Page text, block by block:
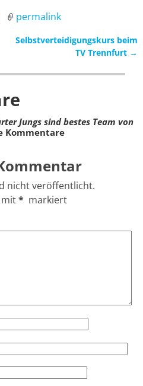
permalink
Selbstverteidigungskurs beim
TV Trennfurt →
Jungs sind bestes Team von
Kommentare
nicht veröffentlicht.
mit* markiert